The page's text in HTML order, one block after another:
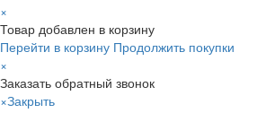
×
Товар добавлен в корзину
Перейти в корзину Продолжить покупки
×
Заказать обратный звонок
×Закрыть